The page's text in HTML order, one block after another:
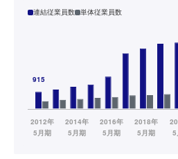
連結従業員数 単体従業員数